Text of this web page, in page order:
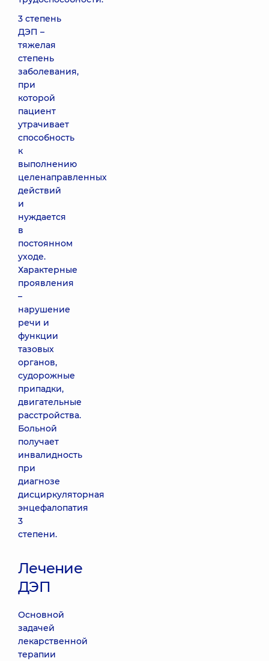
3 степень
ДЭП –
тяжелая
степень
заболевания,
при
которой
пациент
утрачивает
способность
к
выполнению
целенаправленных
действий
и
нуждается
в
постоянном
уходе.
Характерные
проявления
–
нарушение
речи и
функции
тазовых
органов,
судорожные
припадки,
двигательные
расстройства.
Больной
получает
инвалидность
при
диагнозе
дисциркуляторная
энцефалопатия
3
степени.
Лечение
ДЭП
Основной
задачей
лекарственной
терапии